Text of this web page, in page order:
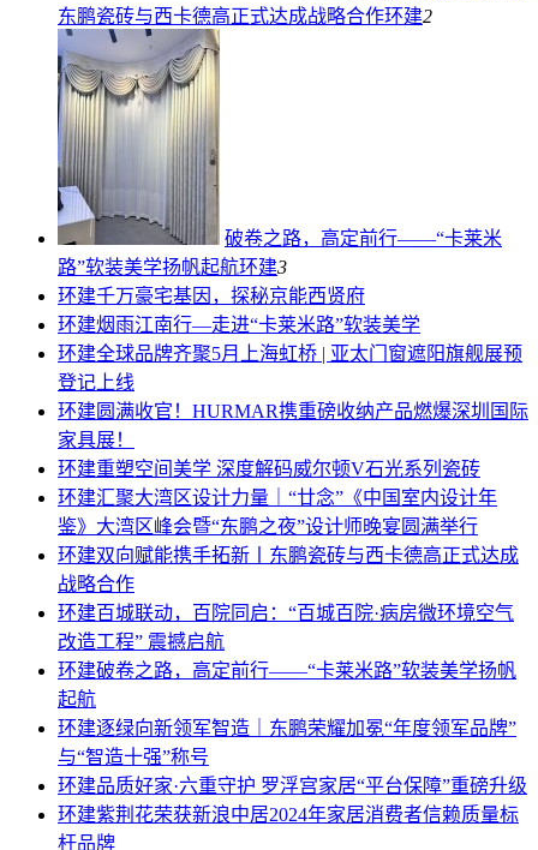
东鹏瓷砖与西卡德高正式达成战略合作环建2
破卷之路，高定前行——“卡莱米
路”软装美学扬帆起航环建3
环建千万豪宅基因，探秘京能西贤府
环建烟雨江南行—走进“卡莱米路”软装美学
环建全球品牌齐聚5月上海虹桥 | 亚太门窗遮阳旗舰展预
登记上线
环建圆满收官！HURMAR携重磅收纳产品燃爆深圳国际
家具展！
环建重塑空间美学 深度解码威尔顿V石光系列瓷砖
环建汇聚大湾区设计力量｜“廿念”《中国室内设计年
鉴》大湾区峰会暨“东鹏之夜”设计师晚宴圆满举行
环建双向赋能携手拓新丨东鹏瓷砖与西卡德高正式达成
战略合作
环建百城联动，百院同启：“百城百院·病房微环境空气
改造工程” 震撼启航
环建破卷之路，高定前行——“卡莱米路”软装美学扬帆
起航
环建逐绿向新领军智造｜东鹏荣耀加冕“年度领军品牌”
与“智造十强”称号
环建品质好家·六重守护 罗浮宫家居“平台保障”重磅升级
环建紫荆花荣获新浪中居2024年家居消费者信赖质量标
杆品牌